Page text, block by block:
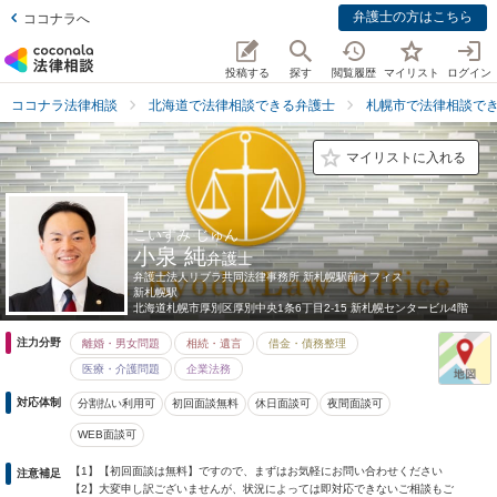
ココナラへ 弁護士の方はこちら
投稿する 探す 閲覧履歴 マイリスト ログイン
ココナラ法律相談 北海道で法律相談できる弁護士 札幌市で法律相談で
マイリストに入れる
こいずみ じゅん
小泉 純弁護士
弁護士法人リブラ共同法律事務所 新札幌駅前オフィス
新札幌駅
北海道札幌市厚別区厚別中央1条6丁目2-15 新札幌センタービル4階
注力分野 離婚・男女問題 相続・遺言 借金・債務整理
医療・介護問題 企業法務
対応体制 分割払い利用可 初回面談無料 休日面談可 夜間面談可
WEB面談可
注意補足
【1】【初回面談は無料】ですので、まずはお気軽にお問い合わせください
【2】大変申し訳ございませんが、状況によっては即対応できないご相談もご